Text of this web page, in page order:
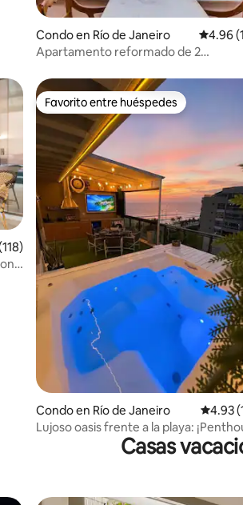
Condo en Río de Janeiro
4.96
Apartamento reformado de 2
promedio: 4.94 de 5, 118 reseñas
Favorito entre huéspedes
Favorito entre huéspedes
Condo en Río de Janeiro
4.93
Lujoso oasis frente a la playa:
Casas